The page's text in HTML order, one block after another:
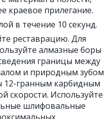
краевое прилегание.
в течение 10 секунд.
реставрацию. Для
алмазные боры
границы между
и природным зубом
12-гранным карбидным
скорости. Используйте
шлифовальные